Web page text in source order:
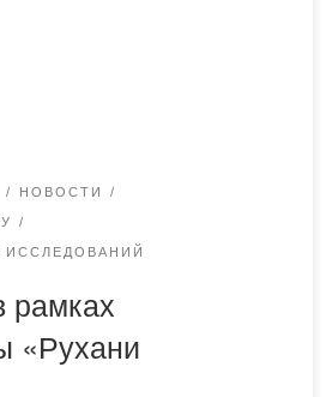
НОВОСТИ
ИССЛЕДОВАНИЙ
рамках
«Рухани